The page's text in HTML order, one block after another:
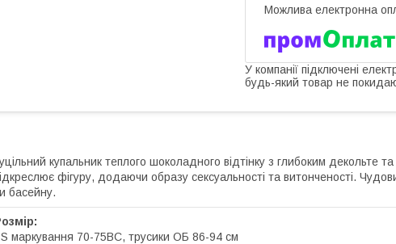
У компанії підключені
будь-який товар не
купальник теплого шоколадного відтінку з глибоким декольте
фігуру, додаючи образу сексуальності та витонченості.
басейну.
маркування 70-75ВС, трусики ОБ 86-94 см